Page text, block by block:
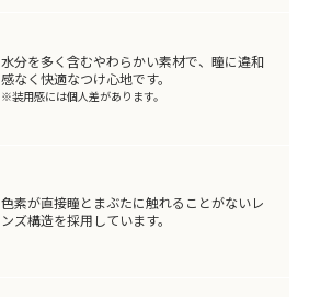
水分を多く含むやわらかい素材で、瞳に違和
感なく快適なつけ心地です。
※装用感には個人差があります。
色素が直接瞳とまぶたに触れることがないレ
ンズ構造を採用しています。